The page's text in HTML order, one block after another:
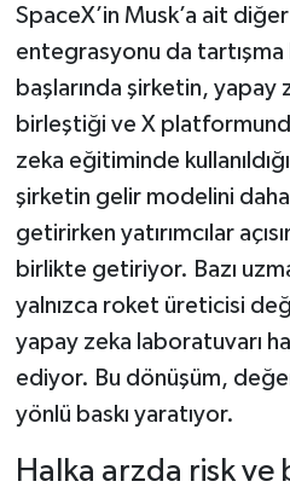
SpaceX’in Musk’a ait
entegrasyonu da tartışma
başlarında şirketin, yapay
birleştiği ve X
zeka eğitiminde
şirketin gelir modelini daha
getirirken yatırımcılar
birlikte getiriyor. Bazı
yalnızca roket üreticisi
yapay zeka laboratuvarı
ediyor. Bu dönüşüm,
yönlü baskı yaratıyor.
Halka arzda risk ve